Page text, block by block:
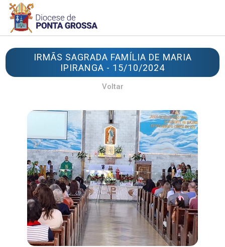
IRMÃS SAGRADA FAMÍLIA DE MARIA
IPIRANGA - 15/10/2024
Voltar